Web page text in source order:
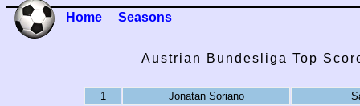
Home Seasons
Austrian Bundesliga Top
1 Jonatan Soriano